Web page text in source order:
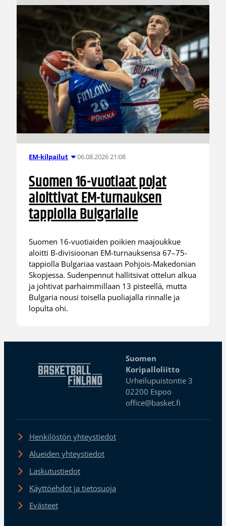
EM-kilpailut 06.08.2026 21:08
Suomen 16-vuotiaat pojat
aloittivat EM-turnauksen
tappiolla Bulgarialle
Suomen 16-vuotiaiden poikien maajoukkue
aloitti B-divisioonan EM-turnauksensa 67–75-
tappiolla Bulgariaa vastaan Pohjois-Makedonian
Skopjessa. Sudenpennut hallitsivat ottelun alkua
ja johtivat parhaimmillaan 13 pisteellä, mutta
Bulgaria nousi toisella puoliajalla rinnalle ja
lopulta ohi.
Suomen
Koripalloliitto
Urheilupuistontie 3
02200 Espoo
office@basket.fi
Henkilöstön yhteystiedot
Alueiden yhteystiedot
Laskutustiedot
Käyttöehdot ja tietosuoja
Evästeet